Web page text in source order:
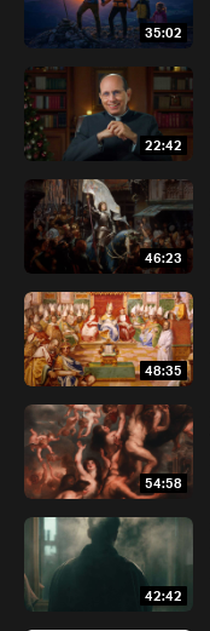
35:02
22:42
46:23
48:35
54:58
42:42